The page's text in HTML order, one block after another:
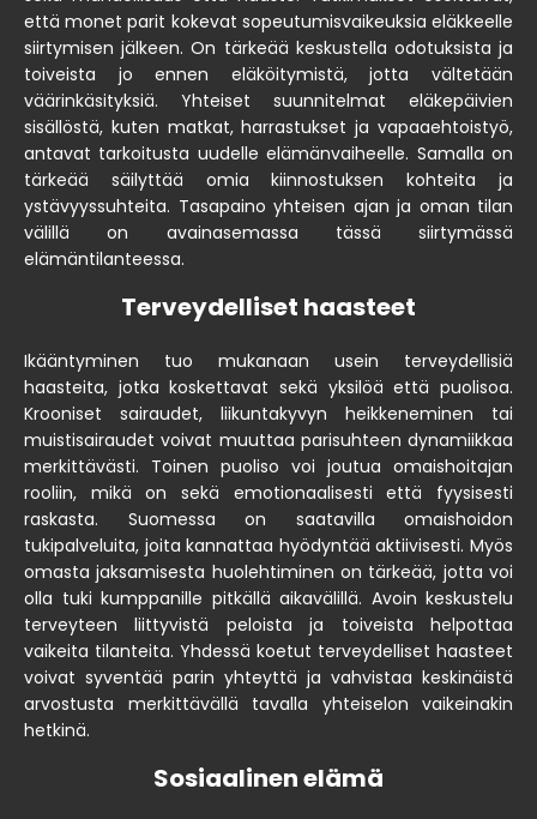
että monet parit kokevat sopeutumisvaikeuksia eläkkeelle
siirtymisen jälkeen. On tärkeää keskustella odotuksista ja
toiveista jo ennen eläköitymistä, jotta vältetään
väärinkäsityksiä. Yhteiset suunnitelmat eläkepäivien
sisällöstä, kuten matkat, harrastukset ja vapaaehtoistyö,
antavat tarkoitusta uudelle elämänvaiheelle. Samalla on
tärkeää säilyttää omia kiinnostuksen kohteita ja
ystävyyssuhteita. Tasapaino yhteisen ajan ja oman tilan
välillä on avainasemassa tässä siirtymässä
elämäntilanteessa.
Terveydelliset haasteet
Ikääntyminen tuo mukanaan usein terveydellisiä
haasteita, jotka koskettavat sekä yksilöä että puolisoa.
Krooniset sairaudet, liikuntakyvyn heikkeneminen tai
muistisairaudet voivat muuttaa parisuhteen dynamiikkaa
merkittävästi. Toinen puoliso voi joutua omaishoitajan
rooliin, mikä on sekä emotionaalisesti että fyysisesti
raskasta. Suomessa on saatavilla omaishoidon
tukipalveluita, joita kannattaa hyödyntää aktiivisesti. Myös
omasta jaksamisesta huolehtiminen on tärkeää, jotta voi
olla tuki kumppanille pitkällä aikavälillä. Avoin keskustelu
terveyteen liittyvistä peloista ja toiveista helpottaa
vaikeita tilanteita. Yhdessä koetut terveydelliset haasteet
voivat syventää parin yhteyttä ja vahvistaa keskinäistä
arvostusta merkittävällä tavalla yhteiselon vaikeinakin
hetkinä.
Sosiaalinen elämä